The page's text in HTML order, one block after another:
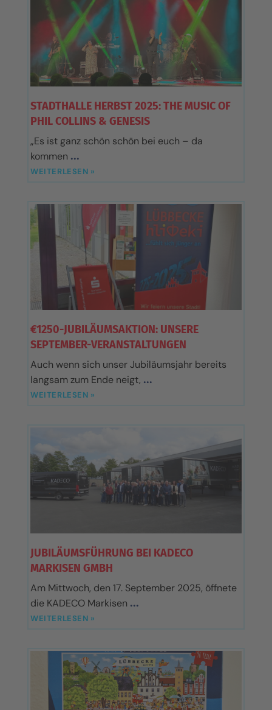
STADTHALLE HERBST 2025: THE MUSIC OF
PHIL COLLINS & GENESIS
„Es ist ganz schön schön bei euch – da
kommen
WEITERLESEN »
€1250-JUBILÄUMSAKTION: UNSERE
SEPTEMBER-VERANSTALTUNGEN
Auch wenn sich unser Jubiläumsjahr bereits
langsam zum Ende neigt,
WEITERLESEN »
JUBILÄUMSFÜHRUNG BEI KADECO
MARKISEN GMBH
Am Mittwoch, den 17. September 2025, öffnete
die KADECO Markisen
WEITERLESEN »